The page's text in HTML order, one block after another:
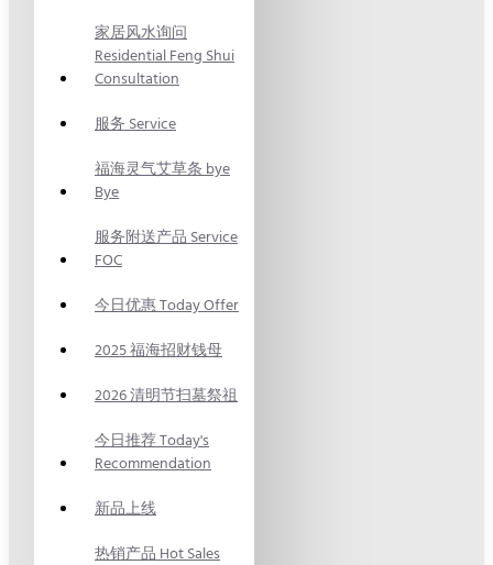
家居风水询问
Residential Feng Shui
Consultation
服务 Service
福海灵气艾草条 bye
Bye
服务附送产品 Service
FOC
今日优惠 Today Offer
2025 福海招财钱母
2026 清明节扫墓祭祖
今日推荐 Today's
Recommendation
新品上线
热销产品 Hot Sales